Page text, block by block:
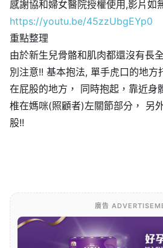
感謝協和婦女醫院授權使用,影片如
https://youtu.be/45zzUbgEYp0
重點整理
由於新生兒骨骼和肌肉都還沒有長
別注意!! 基本抱法, 單手虎口的地方
在屁股的地方， 同時抱起，靠近身
椎在媽咪(照顧者)左關節部分， 另
股!!
廣告